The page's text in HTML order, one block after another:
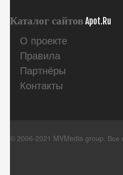
Каталог сайтовApot.Ru
О проекте
Правила
Партнёры
Контакты
© 2006-2021 MVMedia group.